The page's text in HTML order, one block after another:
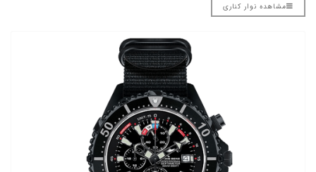
مشاهده نوار کناری